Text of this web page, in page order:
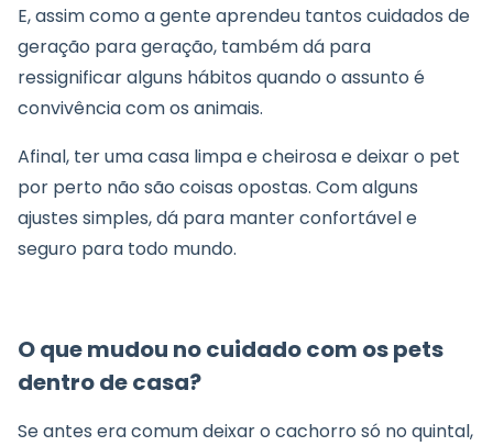
E, assim como a gente aprendeu tantos cuidados de
geração para geração, também dá para
ressignificar alguns hábitos quando o assunto é
convivência com os animais.
Afinal, ter uma casa limpa e cheirosa e deixar o pet
por perto não são coisas opostas. Com alguns
ajustes simples, dá para manter confortável e
seguro para todo mundo.
O que mudou no cuidado com os pets
dentro de casa?
Se antes era comum deixar o cachorro só no quintal,